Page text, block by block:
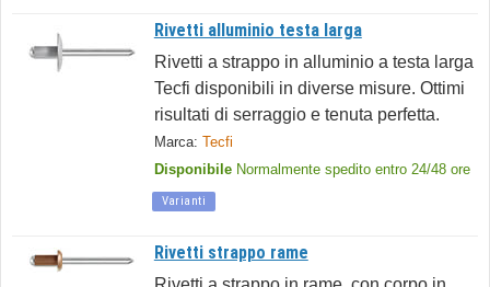
Rivetti alluminio testa larga
Rivetti a strappo in alluminio a testa larga
Tecfi disponibili in diverse misure. Ottimi
risultati di serraggio e tenuta perfetta.
Marca: Tecfi
Disponibile Normalmente spedito entro 24/48 ore
Varianti
Rivetti strappo rame